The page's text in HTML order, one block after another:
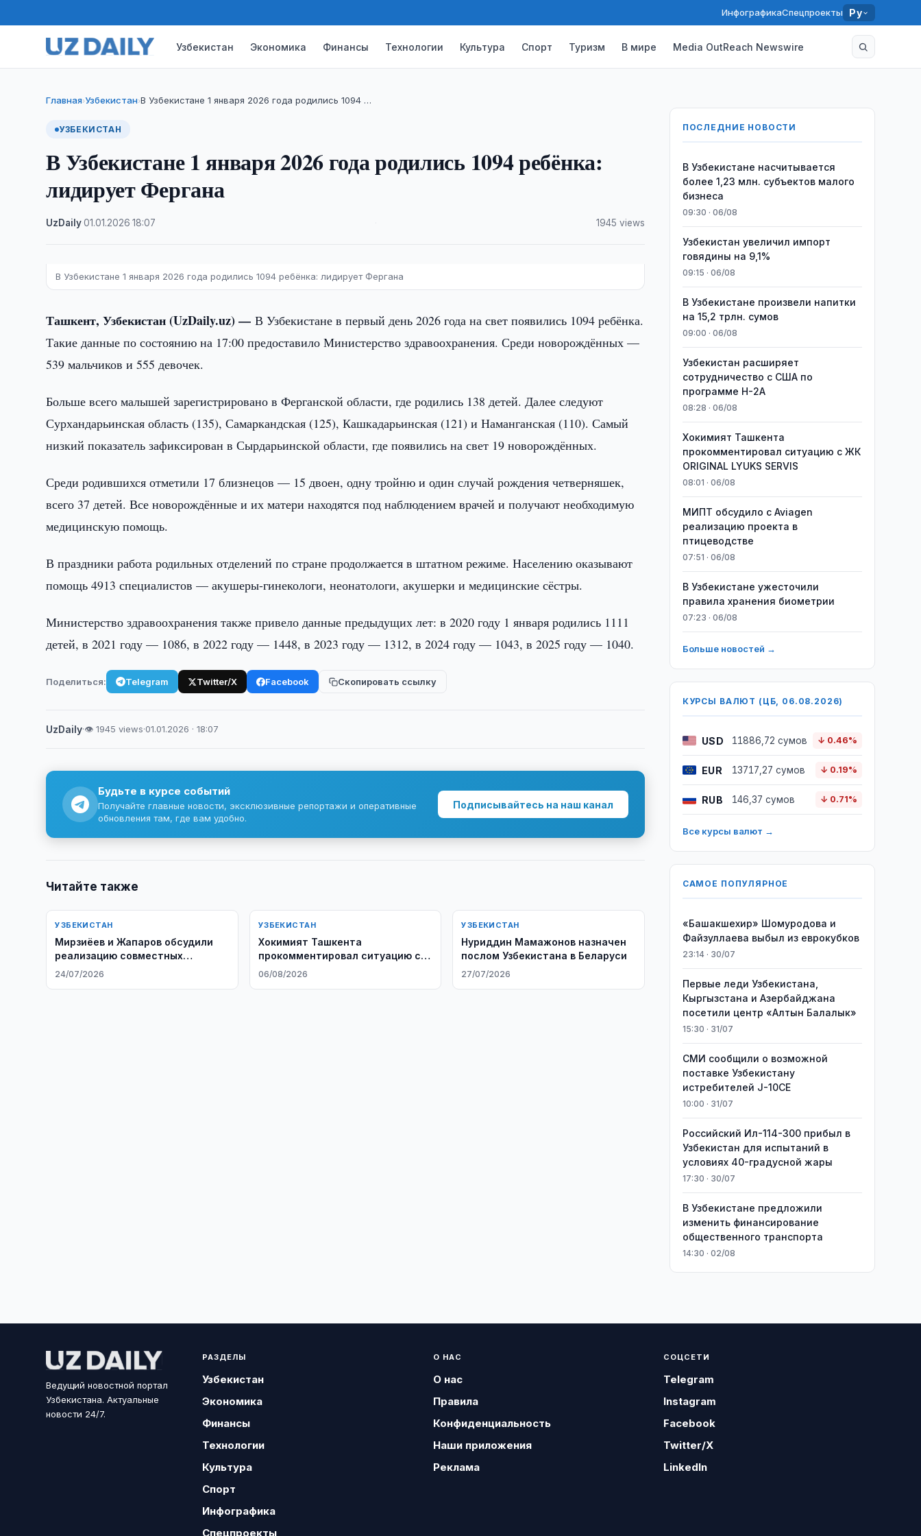
ИнфографикаСпецпроекты Ру
Узбекистан Экономика Финансы Технологии Культура Спорт Туризм В мире Media OutReach Newswire
Главная›Узбекистан›В Узбекистане 1 января 2026 года родились 1094 …
УЗБЕКИСТАН
В Узбекистане 1 января 2026 года родились 1094 ребёнка:
лидирует Фергана
UzDaily·01.01.2026 ·18:07 1945 views
В Узбекистане 1 января 2026 года родились 1094 ребёнка: лидирует Фергана
Ташкент, Узбекистан (UzDaily.uz) —В Узбекистане в первый день 2026 года на свет появились 1094 ребёнка.
Такие данные по состоянию на 17:00 предоставило Министерство здравоохранения. Среди новорождённых —
539 мальчиков и 555 девочек.
Больше всего малышей зарегистрировано в Ферганской области, где родились 138 детей. Далее следуют
Сурхандарьинская область (135), Самаркандская (125), Кашкадарьинская (121) и Наманганская (110). Самый
низкий показатель зафиксирован в Сырдарьинской области, где появились на свет 19 новорождённых.
Среди родившихся отметили 17 близнецов — 15 двоен, одну тройню и один случай рождения четверняшек,
всего 37 детей. Все новорождённые и их матери находятся под наблюдением врачей и получают необходимую
медицинскую помощь.
В праздники работа родильных отделений по стране продолжается в штатном режиме. Населению оказывают
помощь 4913 специалистов — акушеры-гинекологи, неонатологи, акушерки и медицинские сёстры.
Министерство здравоохранения также привело данные предыдущих лет: в 2020 году 1 января родились 1111
детей, в 2021 году — 1086, в 2022 году — 1448, в 2023 году — 1312, в 2024 году — 1043, в 2025 году — 1040.
Поделиться: Telegram Twitter/X Facebook Скопировать ссылку
UzDaily·👁 1945 views·01.01.2026 · 18:07
Будьте в курсе событий
Получайте главные новости, эксклюзивные репортажи и оперативные
обновления там, где вам удобно.
Подписывайтесь на наш канал
Читайте также
УЗБЕКИСТАН
Мирзиёев и Жапаров обсудили
реализацию совместных
проектов
24/07/2026
УЗБЕКИСТАН
Хокимият Ташкента
прокомментировал ситуацию с
ЖК ORIGINAL LYUKS SERVIS
06/08/2026
УЗБЕКИСТАН
Нуриддин Мамажонов назначен
послом Узбекистана в Беларуси
27/07/2026
ПОСЛЕДНИЕ НОВОСТИ
В Узбекистане насчитывается
более 1,23 млн. субъектов малого
бизнеса
09:30 · 06/08
Узбекистан увеличил импорт
говядины на 9,1%
09:15 · 06/08
В Узбекистане произвели напитки
на 15,2 трлн. сумов
09:00 · 06/08
Узбекистан расширяет
сотрудничество с США по
программе H-2A
08:28 · 06/08
Хокимият Ташкента
прокомментировал ситуацию с ЖК
ORIGINAL LYUKS SERVIS
08:01 · 06/08
МИПТ обсудило с Aviagen
реализацию проекта в
птицеводстве
07:51 · 06/08
В Узбекистане ужесточили
правила хранения биометрии
07:23 · 06/08
Больше новостей →
КУРСЫ ВАЛЮТ (ЦБ, 06.08.2026)
USD 11886,72 сумов ↓ 0.46%
EUR 13717,27 сумов ↓ 0.19%
RUB 146,37 сумов ↓ 0.71%
Все курсы валют →
САМОЕ ПОПУЛЯРНОЕ
«Башакшехир» Шомуродова и
Файзуллаева выбыл из еврокубков
23:14 · 30/07
Первые леди Узбекистана,
Кыргызстана и Азербайджана
посетили центр «Алтын Балалык»
15:30 · 31/07
СМИ сообщили о возможной
поставке Узбекистану
истребителей J-10CE
10:00 · 31/07
Российский Ил-114-300 прибыл в
Узбекистан для испытаний в
условиях 40-градусной жары
17:30 · 30/07
В Узбекистане предложили
изменить финансирование
общественного транспорта
14:30 · 02/08
Ведущий новостной портал
Узбекистана. Актуальные
новости 24/7.
РАЗДЕЛЫ
Узбекистан
Экономика
Финансы
Технологии
Культура
Спорт
Инфографика
Спецпроекты
О НАС
О нас
Правила
Конфиденциальность
Наши приложения
Реклама
СОЦСЕТИ
Telegram
Instagram
Facebook
Twitter/X
LinkedIn